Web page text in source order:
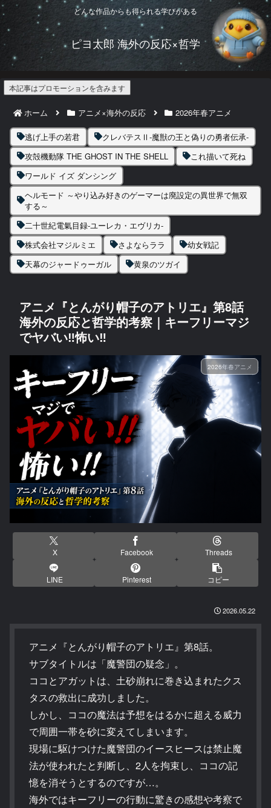
どんな作品からも得られる学びがある
ピヨ太郎 海外の反応×哲学
本記事はプロモーションを含みます
ホーム アニメ×海外の反応 2026年春アニメ
逃げ上手の若君
クレバテスⅡ-魔獣の王と偽りの勇者伝承-
攻殻機動隊 THE GHOST IN THE SHELL
これ描いて死ね
ワールド イズ ダンシング
ヘルモード ～やり込み好きのゲーマーは廃設定の異世界で無双
する～
二十世紀電氣目録-ユーレカ・エヴリカ-
株式会社マジルミエ
さよならララ
幼女戦記
天幕のジャードゥーガル
黄泉のツガイ
アニメ『とんがり帽子のアトリエ』第8話
海外の反応と哲学的考察｜キーフリーマジ
でヤバい‼怖い‼
2026年春アニメ
X Facebook Threads
LINE Pinterest コピー
2026.05.22
アニメ『とんがり帽子のアトリエ』第8話。
サブタイトルは「魔警団の疑念」。
ココとアガットは、土砂崩れに巻き込まれたクス
タスの救出に成功しました。
しかし、ココの魔法は予想をはるかに超える威力
で周囲一帯を砂に変えてしまいます。
現場に駆けつけた魔警団のイースヒースは禁止魔
法が使われたと判断し、2人を拘束し、ココの記
憶を消そうとするのですが…。
海外ではキーフリーの行動に驚きの感想や考察で